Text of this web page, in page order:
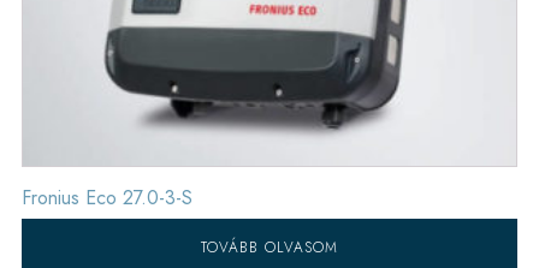
Fronius Eco 27.0-3-S
TOVÁBB OLVASOM